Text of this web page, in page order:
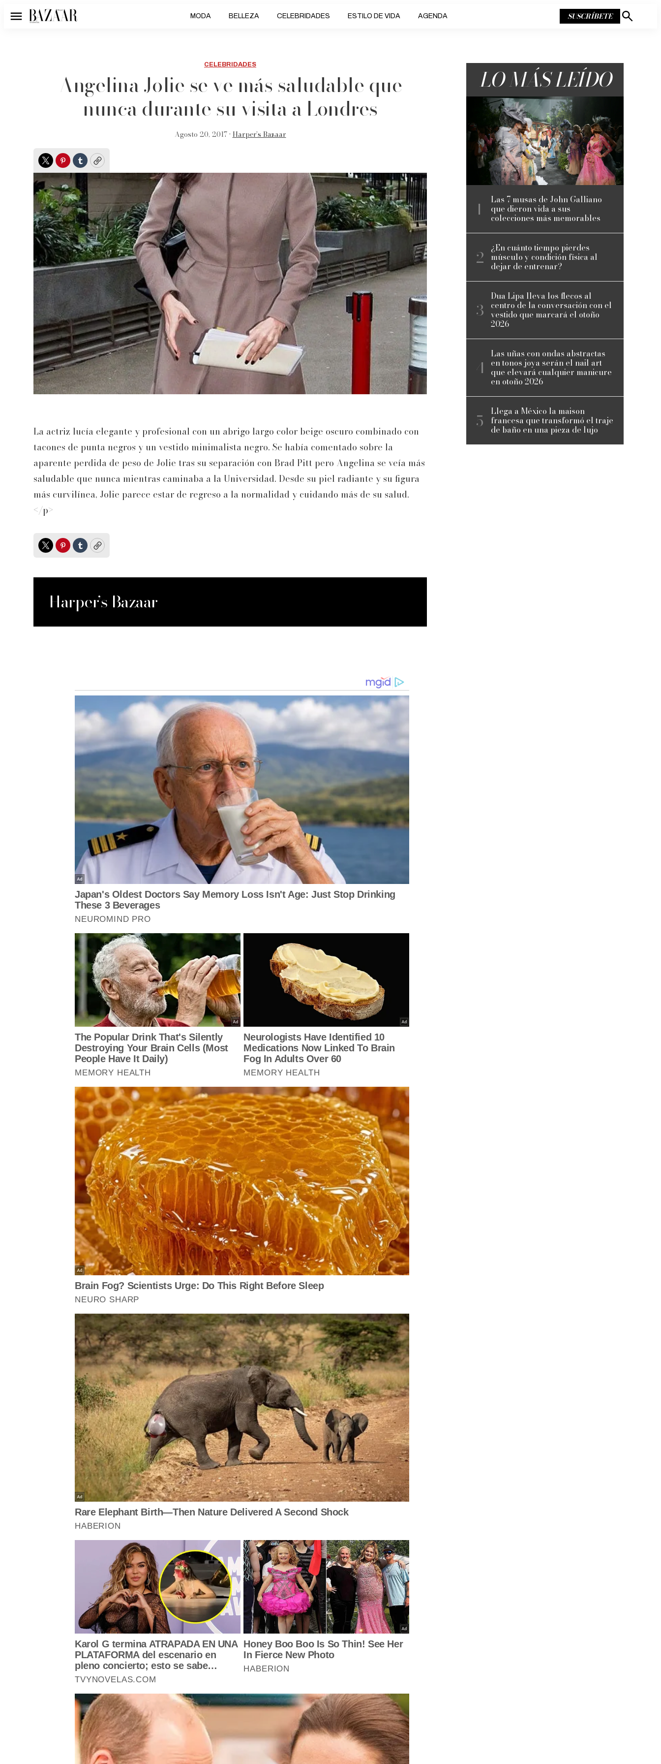
Menú MODA BELLEZA CELEBRIDADES ESTILO DE VIDA AGENDA SUSCRÍBETE
Mostrar
CELEBRIDADES
Angelina Jolie se ve más saludable que
nunca durante su visita a Londres
Agosto 20, 2017 • Harper’s Bazaar
TwitterPinterest
TumblrCopy
La actriz lucía elegante y profesional con un abrigo largo color beige oscuro combinado con
tacones de punta negros y un vestido minimalista negro. Se había comentado sobre la
aparente perdida de peso de Jolie tras su separación con Brad Pitt pero Angelina se veía más
saludable que nunca mientras caminaba a la Universidad. Desde su piel radiante y su figura
más curvilínea, Jolie parece estar de regreso a la normalidad y cuidando más de su salud.
</p>
TwitterPinterest
TumblrCopy
Harper’s Bazaar
LO MÁS LEÍDO
Las 7 musas de John Galliano
que dieron vida a sus
colecciones más memorables
¿En cuánto tiempo pierdes
músculo y condición física al
dejar de entrenar?
Dua Lipa lleva los flecos al
centro de la conversación con el
vestido que marcará el otoño
2026
Las uñas con ondas abstractas
en tonos joya serán el nail art
que elevará cualquier manicure
en otoño 2026
Llega a México la maison
francesa que transformó el traje
de baño en una pieza de lujo